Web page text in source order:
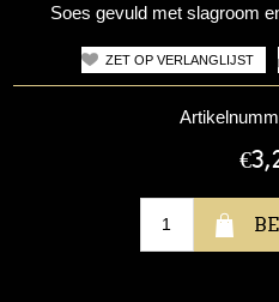
Soes gevuld met slagroom